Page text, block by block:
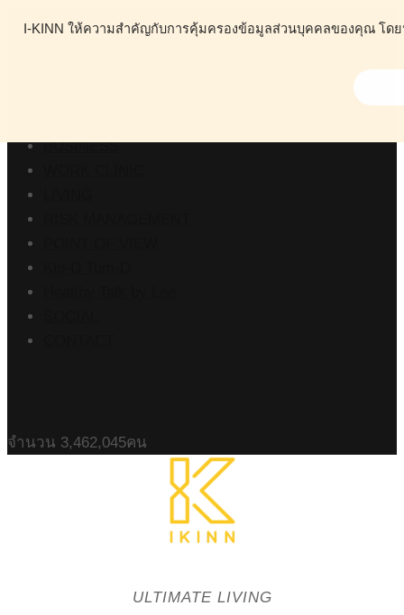
I-KINN ให้ความสำคัญกับการคุ้มครองข้อมูลส่วนบุคคลของคุณ โด
BUSINESS
จำนวน 3,462,045คน
ULTIMATE LIVING